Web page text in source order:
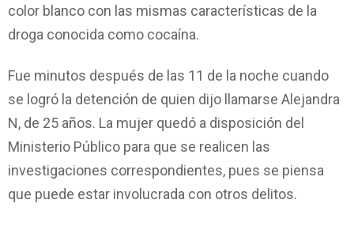
color blanco con las mismas características de la
droga conocida como cocaína.
Fue minutos después de las 11 de la noche cuando
se logró la detención de quien dijo llamarse Alejandra
N, de 25 años. La mujer quedó a disposición del
Ministerio Público para que se realicen las
investigaciones correspondientes, pues se piensa
que puede estar involucrada con otros delitos.